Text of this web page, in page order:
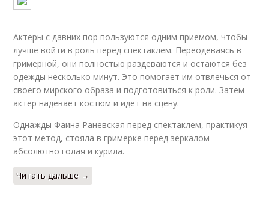
Актеры с давних пор пользуются одним приемом, чтобы
лучше войти в роль перед спектаклем. Переодеваясь в
гримерной, они полностью раздеваются и остаются без
одежды несколько минут. Это помогает им отвлечься от
своего мирского образа и подготовиться к роли. Затем
актер надевает костюм и идет на сцену.
Однажды Фаина Раневская перед спектаклем, практикуя
этот метод, стояла в гримерке перед зеркалом
абсолютно голая и курила.
Читать дальше →